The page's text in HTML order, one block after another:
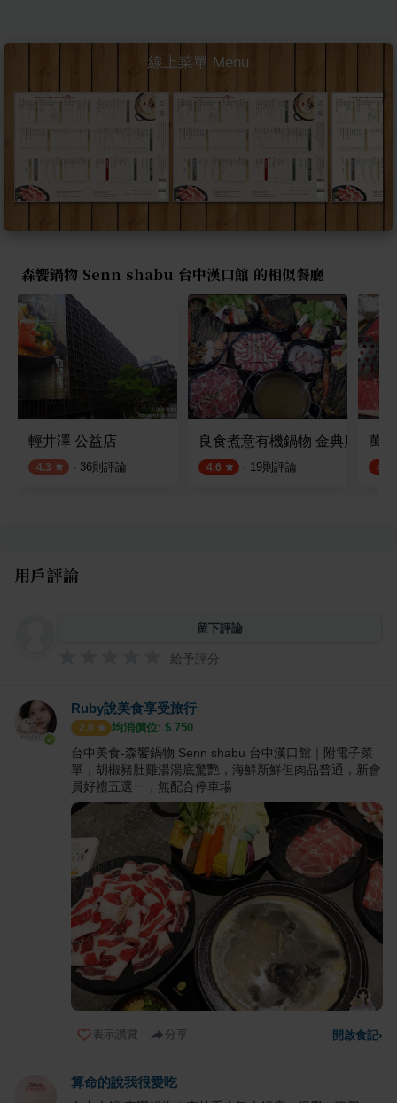
線上菜單 Menu
森饗鍋物 Senn shabu 台中漢口館 的相似餐廳
輕井澤 公益店
4.3 · 36則評論
良食煮意有機鍋物 金典店
4.6 · 19則評論
萬
4.5
用戶評論
留下評論
給予評分
Ruby說美食享受旅行
2.0 均消價位: $ 750
台中美食-森饗鍋物 Senn shabu 台中漢口館｜附電子菜
單，胡椒豬肚雞湯湯底驚艷，海鮮新鮮但肉品普通，新會
員好禮五選一，無配合停車場
表示讚賞 分享 開啟食記›
算命的說我很愛吃